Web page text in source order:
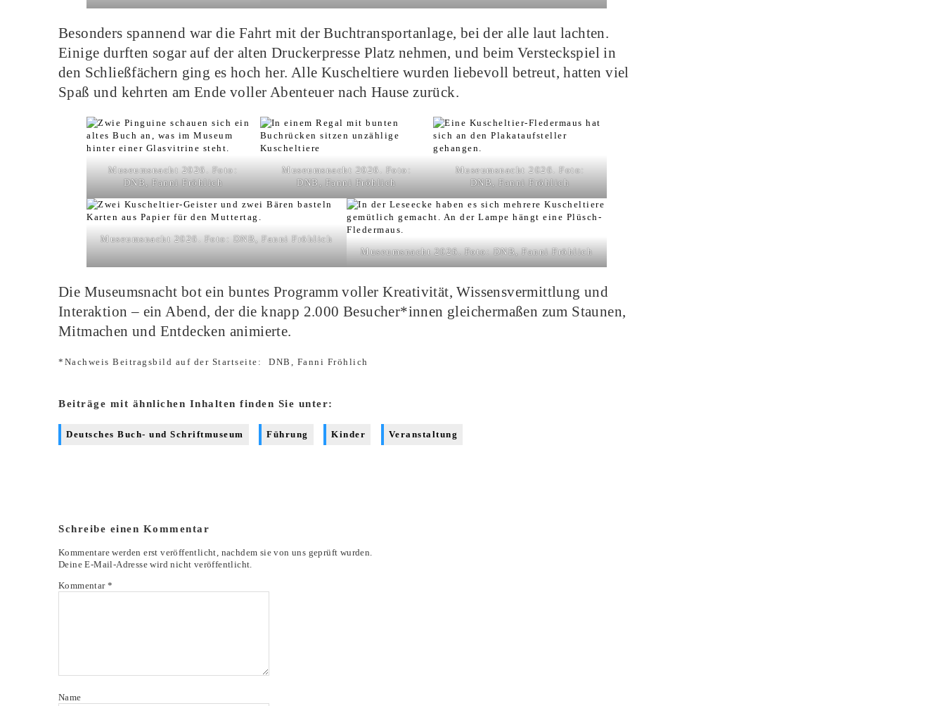
Besonders spannend war die Fahrt mit der Buchtransportanlage, bei der alle laut lachten.
Einige durften sogar auf der alten Druckerpresse Platz nehmen, und beim Versteckspiel in
den Schließfächern ging es hoch her. Alle Kuscheltiere wurden liebevoll betreut, hatten viel
Spaß und kehrten am Ende voller Abenteuer nach Hause zurück.
Museumsnacht 2026. Foto:
DNB, Fanni Fröhlich
Museumsnacht 2026. Foto:
DNB, Fanni Fröhlich
Museumsnacht 2026. Foto:
DNB, Fanni Fröhlich
Museumsnacht 2026. Foto: DNB, Fanni Fröhlich
Museumsnacht 2026. Foto: DNB, Fanni Fröhlich
Die Museumsnacht bot ein buntes Programm voller Kreativität, Wissensvermittlung und
Interaktion – ein Abend, der die knapp 2.000 Besucher*innen gleichermaßen zum Staunen,
Mitmachen und Entdecken animierte.
*Nachweis Beitragsbild auf der Startseite: DNB, Fanni Fröhlich
Beiträge mit ähnlichen Inhalten finden Sie unter:
Deutsches Buch- und Schriftmuseum Führung Kinder Veranstaltung
Schreibe einen Kommentar
Kommentare werden erst veröffentlicht, nachdem sie von uns geprüft wurden.
Deine E-Mail-Adresse wird nicht veröffentlicht.
Kommentar*
Name